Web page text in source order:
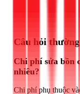
Câu hỏi thường
Chi phí sửa bồn
nhiêu?
Chi phí phụ thuộc